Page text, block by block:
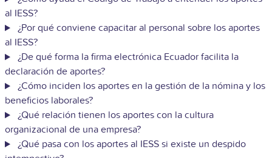
al IESS?
¿Por qué conviene capacitar al personal sobre los aportes
al IESS?
¿De qué forma la firma electrónica Ecuador facilita la
declaración de aportes?
¿Cómo inciden los aportes en la gestión de la nómina y los
beneficios laborales?
¿Qué relación tienen los aportes con la cultura
organizacional de una empresa?
¿Qué pasa con los aportes al IESS si existe un despido